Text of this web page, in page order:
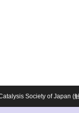
Society of Japan (